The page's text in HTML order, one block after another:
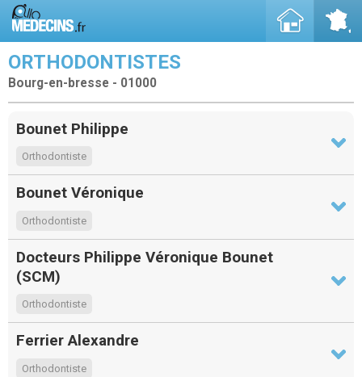
ORTHODONTISTES
Bourg-en-bresse - 01000
Bounet Philippe
Orthodontiste
Bounet Véronique
Orthodontiste
Docteurs Philippe Véronique Bounet
(SCM)
Orthodontiste
Ferrier Alexandre
Orthodontiste